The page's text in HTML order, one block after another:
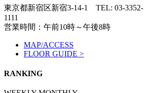
東京都新宿区新宿3-14-1 TEL: 03-3352-
1111
営業時間：午前10時～午後8時
MAP/ACCESS
FLOOR GUIDE >
RANKING